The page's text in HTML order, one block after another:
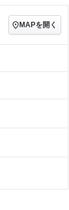
装備略号／用語解説
チシート
MAPを開く